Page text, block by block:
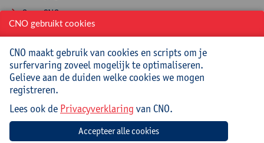
Over CNO
Contacteer CNO
Veelgestelde vragen
Hoe aanmelden en inschrijven via CNOweb?
Hoe een evaluatieformulier invullen?
CNO gebruikt cookies
CNO maakt gebruik van cookies en scripts om je
surfervaring zoveel mogelijk te optimaliseren.
Gelieve aan de duiden welke cookies we mogen
registreren.
Lees ook de Privacyverklaring van CNO.